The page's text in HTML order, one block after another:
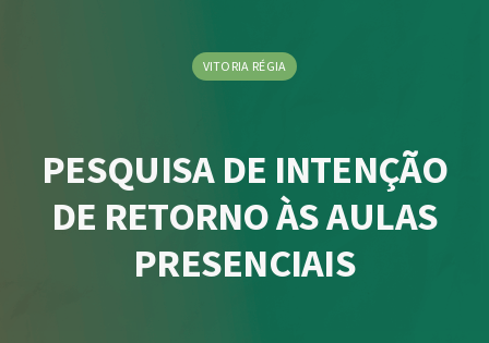
VITORIA RÉGIA
PESQUISA DE INTENÇÃO
DE RETORNO ÀS AULAS
PRESENCIAIS